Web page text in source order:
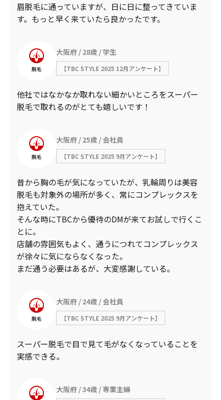
眉脱毛に通っていますが、日に日に整ってきていま
す。もっと早く来ていたら良かったです。
脱毛
大阪府 28歳 学生
【TBC STYLE 2025 12月アンケート】
他社ではなかなか取れない細かいところをスーパー
脱毛で取れるのがとても嬉しいです！
脱毛
大阪府 25歳 会社員
【TBC STYLE 2025 9月アンケート】
昔から胸の毛が気になっていたが、乳輪周りは美容
脱毛も対象外の場所が多く、常にコンプレックスを
抱えていた。
そんな時にTBCから優待のDMが来てお試しで行くこ
とに。
店舗の雰囲気もよく、通うにつれてコンプレックス
が徐々に気にならなくなった。
まだ通う必要はあるが、大変感謝している。
脱毛
大阪府 24歳 会社員
【TBC STYLE 2025 9月アンケート】
スーパー脱毛で目で見て毛がなくなっていることを
実感できる。
大阪府 34歳 専業主婦